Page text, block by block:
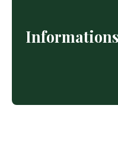
Informations